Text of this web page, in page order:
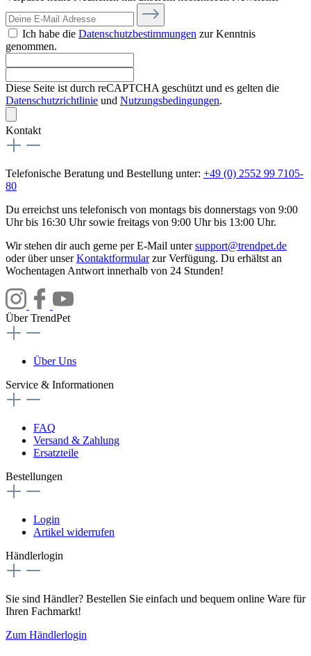
Ich habe die Datenschutzbestimmungen zur Kenntnis
genommen.
Diese Seite ist durch reCAPTCHA geschützt und es gelten die
Datenschutzrichtlinie und Nutzungsbedingungen.
Kontakt
Telefonische Beratung und Bestellung unter: +49 (0) 2552 99 7105-
80
Du erreichst uns telefonisch von montags bis donnerstags von 9:00
Uhr bis 16:30 Uhr sowie freitags von 9:00 Uhr bis 13:00 Uhr.
Wir stehen dir auch gerne per E-Mail untersupport@trendpet.de
oder über unserKontaktformularzur Verfügung. Du erhältst an
Wochentagen Antwort innerhalb von 24 Stunden!
Über TrendPet
Über Uns
Service & Informationen
FAQ
Versand & Zahlung
Ersatzteile
Bestellungen
Login
Artikel widerrufen
Händlerlogin
Sie sind Händler? Bestellen Sie einfach und bequem online Ware für
Ihren Fachmarkt!
Zum Händlerlogin